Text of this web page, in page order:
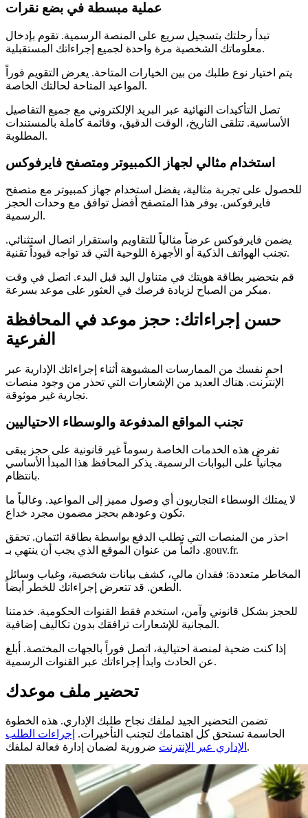
عملية مبسطة في بضع نقرات
تبدأ رحلتك بتسجيل سريع على المنصة الرسمية. تقوم بإدخال
معلوماتك الشخصية مرة واحدة لجميع إجراءاتك المستقبلية.
يتم اختيار نوع طلبك من بين الخيارات المتاحة. يعرض التقويم فوراً
المواعيد المتاحة لحالتك الخاصة.
تصل التأكيدات النهائية عبر البريد الإلكتروني مع جميع التفاصيل
الأساسية. تتلقى التاريخ، الوقت الدقيق، وقائمة كاملة بالمستندات
المطلوبة.
استخدام مثالي لجهاز الكمبيوتر ومتصفح فايرفوكس
للحصول على تجربة مثالية، يفضل استخدام جهاز كمبيوتر مع متصفح
فايرفوكس. يوفر هذا المتصفح أفضل توافق مع وحدات الحجز
الرسمية.
يضمن فايرفوكس عرضاً مثالياً للتقاويم واستقرار اتصال استثنائي.
تجنب الهواتف الذكية أو الأجهزة اللوحية التي قد تواجه قيوداً تقنية.
قم بتحضير بطاقة هويتك في متناول اليد قبل البدء. اتصل في وقت
مبكر من الصباح لزيادة فرصك في العثور على موعد بسرعة.
حسن إجراءاتك: حجز موعد في المحافظة
الفرعية
احمِ نفسك من الممارسات المشبوهة أثناء إجراءاتك الإدارية عبر
الإنترنت. هناك العديد من الإشعارات التي تحذر من وجود منصات
تجارية غير موثوقة.
تجنب المواقع المدفوعة والوسطاء الاحتياليين
تفرض هذه الخدمات الخاصة رسوماً غير قانونية على حجز يبقى
مجانياً على البوابات الرسمية. يذكر المحافظ هذا المبدأ الأساسي
بانتظام.
لا يمتلك الوسطاء التجاريون أي وصول مميز إلى المواعيد. وغالباً ما
تكون وعودهم بحجز مضمون مجرد خداع.
احذر من المنصات التي تطلب الدفع بواسطة بطاقة ائتمان. تحقق
دائماً من عنوان الموقع الذي يجب أن ينتهي بـ .gouv.fr.
المخاطر متعددة: فقدان مالي، كشف بيانات شخصية، وغياب وسائل
الطعن. قد تتعرض إجراءاتك للخطر أيضاً.
للحجز بشكل قانوني وآمن، استخدم فقط القنوات الحكومية. خدمتنا
المجانية للإشعارات ترافقك بدون تكاليف إضافية.
إذا كنت ضحية لمنصة احتيالية، اتصل فوراً بالجهات المختصة. أبلغ
عن الحادث وابدأ إجراءاتك عبر القنوات الرسمية.
تحضير ملف موعدك
تضمن التحضير الجيد لملفك نجاح طلبك الإداري. هذه الخطوة
الحاسمة تستحق كل اهتمامك لتجنب التأخيرات. إجراءات الطلب
الإداري عبر الإنترنت ضرورية لضمان إدارة فعالة لملفك.